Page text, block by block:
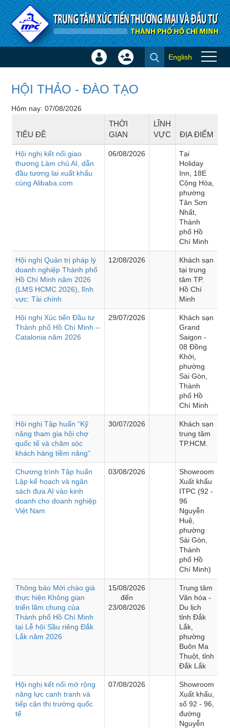
Truy cập nội dung luôn
Sự kiện
Đăng
Tạo
English
HỘI THẢO - ĐÀO TẠO
Hôm nay: 07/08/2026
TIÊU ĐỀ
THỜI
GIAN
LĨNH
VỰC
ĐỊA ĐIỂM
Hội nghị kết nối giao
thương Làm chủ AI, dẫn
đầu tương lai xuất khẩu
cùng Alibaba.com
06/08/2026
Tại
Holiday
Inn, 18E
Cộng Hòa,
phường
Tân Sơn
Nhất,
Thành
phố Hồ
Chí Minh
Hội nghị Quản trị pháp lý
doanh nghiệp Thành phố
Hồ Chí Minh năm 2026
(LMS HCMC 2026), lĩnh
vực: Tài chính
12/08/2026
Khách sạn
tại trung
tâm TP.
Hồ Chí
Minh
Hội nghị Xúc tiến Đầu tư
Thành phố Hồ Chí Minh –
Catalonia năm 2026
29/07/2026
Khách sạn
Grand
Saigon -
08 Đồng
Khởi,
phường
Sài Gòn,
Thành
phố Hồ
Chí Minh
Hội nghị Tập huấn “Kỹ
năng tham gia hội chợ
quốc tế và chăm sóc
khách hàng tiềm năng”
30/07/2026
Khách sạn
trung tâm
TP.HCM.
Chương trình Tập huấn
Lập kế hoạch và ngân
sách đưa AI vào kinh
doanh cho doanh nghiệp
Việt Nam
03/08/2026
Showroom
Xuất khẩu
ITPC (92 -
96
Nguyễn
Huệ,
phường
Sài Gòn,
Thành
phố Hồ
Chí Minh)
Thông báo Mời chào giá
thực hiện Không gian
triển lãm chung của
Thành phố Hồ Chí Minh
tại Lễ hội Sầu riêng Đắk
Lắk năm 2026
15/08/2026
đến
23/08/2026
Trung tâm
Văn hóa -
Du lịch
tỉnh Đắk
Lắk,
phường
Buôn Ma
Thuột, tỉnh
Đắk Lắk
Hội nghị kết nối mở rộng
năng lực cạnh tranh và
tiếp cận thị trường quốc
tế
07/08/2026
Showroom
Xuất khẩu,
số 92 - 96,
đường
Nguyễn